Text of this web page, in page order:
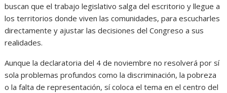
buscan que el trabajo legislativo salga del escritorio y llegue a
los territorios donde viven las comunidades, para escucharles
directamente y ajustar las decisiones del Congreso a sus
realidades.
Aunque la declaratoria del 4 de noviembre no resolverá por sí
sola problemas profundos como la discriminación, la pobreza
o la falta de representación, sí coloca el tema en el centro del